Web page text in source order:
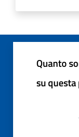
Quanto
su